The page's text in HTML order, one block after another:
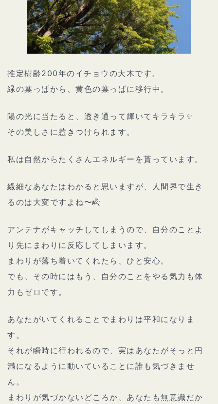
推定樹齢200年のイチョウの大木です。
緑の葉っぱから、黄色の葉っぱに移行中。
陽の光に当たると、透き通って輝いてキラキラ✨
その美しさに惹きつけられます。
私は自然からたくさんエネルギーを貰っています。
繊細なあなたはわかると思いますが、人間界で生き
るのは大変ですよね〜👼
アンテナがキャッチしてしまうので、自分のことよ
り先にまわりに反応してしまいます。
まわりが落ち着いてくれたら、ひと安心。
でも、その時にはもう、自分のことをやる気力も体
力もゼロです。
あなたがいてくれることでまわりは平和になりま
す。
それが瞬時に行われるので、実はあなたがそっと円
満になるように動いていることに誰も気づきませ
ん。
まわりが気づかないどころか、あなたも無意識だか